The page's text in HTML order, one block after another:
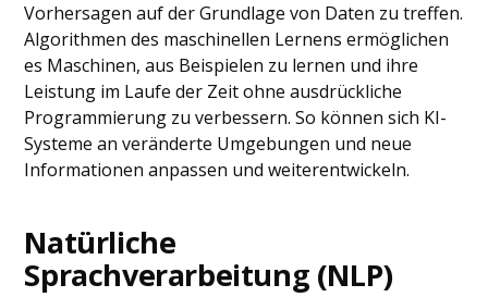
Vorhersagen auf der Grundlage von Daten zu treffen.
Algorithmen des maschinellen Lernens ermöglichen
es Maschinen, aus Beispielen zu lernen und ihre
Leistung im Laufe der Zeit ohne ausdrückliche
Programmierung zu verbessern. So können sich KI-
Systeme an veränderte Umgebungen und neue
Informationen anpassen und weiterentwickeln.
Natürliche
Sprachverarbeitung (NLP)